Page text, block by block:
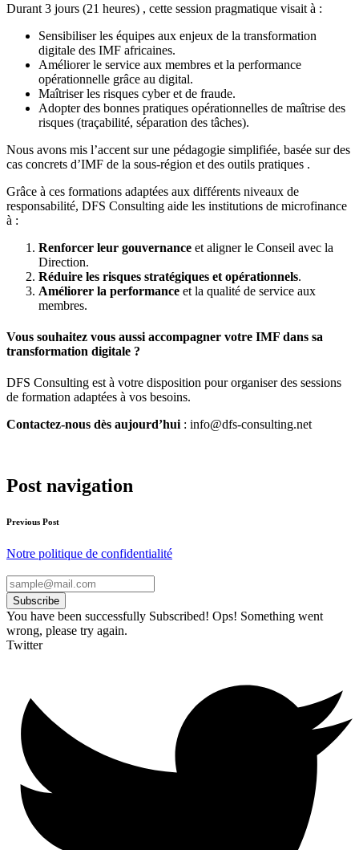
Durant 3 jours (21 heures) , cette session pragmatique visait à :
Sensibiliser les équipes aux enjeux de la transformation
digitale des IMF africaines.
Améliorer le service aux membres et la performance
opérationnelle grâce au digital.
Maîtriser les risques cyber et de fraude.
Adopter des bonnes pratiques opérationnelles de maîtrise des
risques (traçabilité, séparation des tâches).
Nous avons mis l’accent sur une pédagogie simplifiée, basée sur des
cas concrets d’IMF de la sous-région et des outils pratiques .
Grâce à ces formations adaptées aux différents niveaux de
responsabilité, DFS Consulting aide les institutions de microfinance
à :
Renforcer leur gouvernance et aligner le Conseil avec la
Direction.
Réduire les risques stratégiques et opérationnels.
Améliorer la performance et la qualité de service aux
membres.
Vous souhaitez vous aussi accompagner votre IMF dans sa
transformation digitale ?
DFS Consulting est à votre disposition pour organiser des sessions
de formation adaptées à vos besoins.
Contactez-nous dès aujourd’hui: info@dfs-consulting.net
Post navigation
Previous Post
Notre politique de confidentialité
Subscribe
You have been successfully Subscribed! Ops! Something went
wrong, please try again.
Twitter